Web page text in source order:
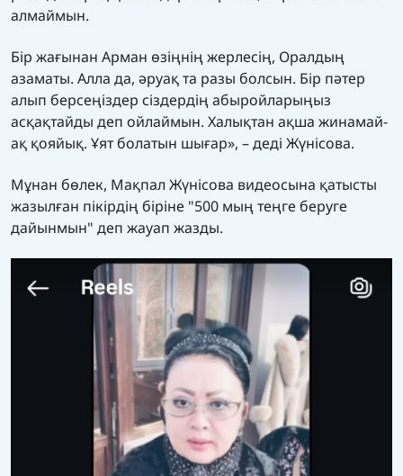
алмаймын.
Бір жағынан Арман өзіңнің жерлесің, Оралдың
азаматы. Алла да, әруақ та разы болсын. Бір пәтер
алып берсеңіздер сіздердің абыройларыңыз
асқақтайды деп ойлаймын. Халықтан ақша жинамай-
ақ қояйық. Ұят болатын шығар», – деді Жүнісова.
Мұнан бөлек, Мақпал Жүнісова видеосына қатысты
жазылған пікірдің біріне "500 мың теңге беруге
дайынмын" деп жауап жазды.